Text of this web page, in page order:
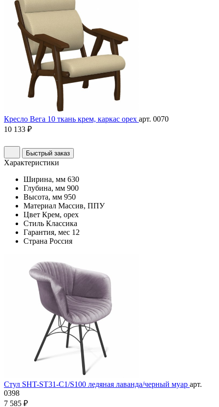
Кресло Вега 10 ткань крем, каркас орех арт. 0070
10 133 ₽
Быстрый заказ
Характеристики
Ширина, мм 630
Глубина, мм 900
Высота, мм 950
Материал Массив, ППУ
Цвет Крем, орех
Стиль Классика
Гарантия, мес 12
Страна Россия
Стул SHT-ST31-C1/S100 ледяная лаванда/черный муар арт.
0398
7 585 ₽